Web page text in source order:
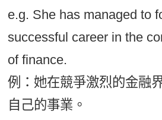
e.g. She has managed to
successful career in the
of finance.
例：她在競爭激烈的金融
自己的事業。